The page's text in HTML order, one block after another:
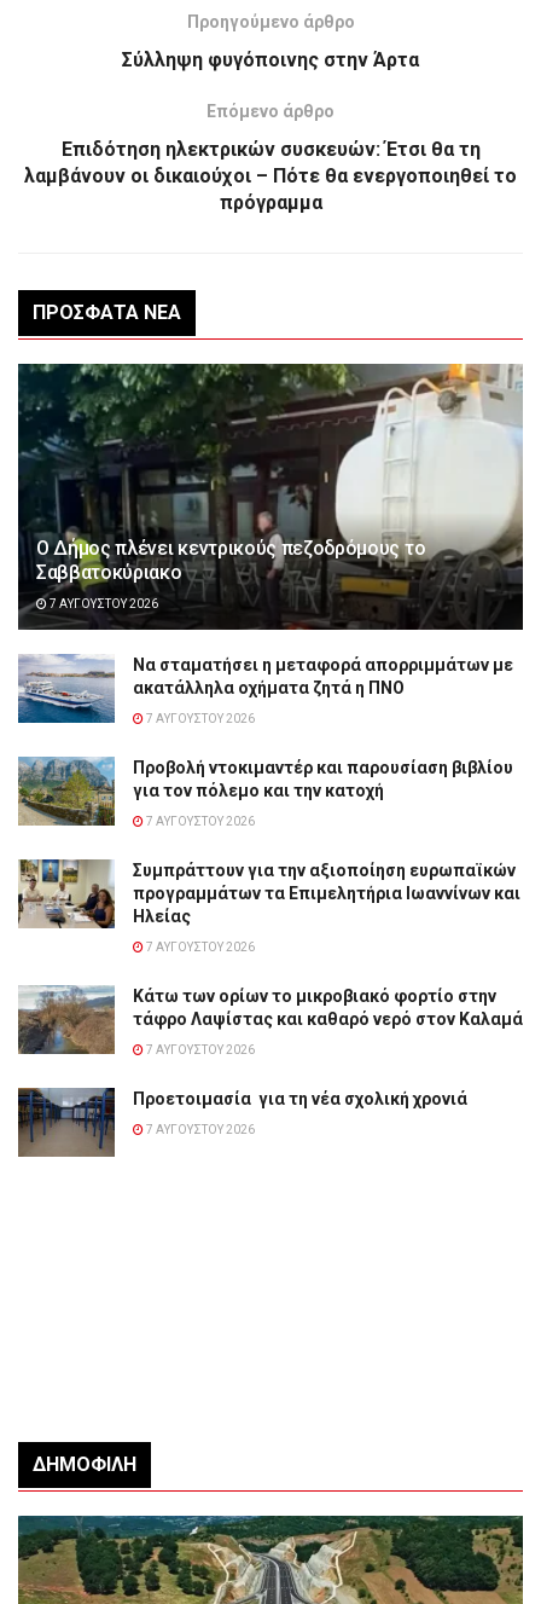
Προηγούμενο άρθρο
Σύλληψη φυγόποινης στην Άρτα
Επόμενο άρθρο
Επιδότηση ηλεκτρικών συσκευών: Έτσι θα τη
λαμβάνουν οι δικαιούχοι – Πότε θα ενεργοποιηθεί το
πρόγραμμα
ΠΡΌΣΦΑΤΑ ΝΈΑ
Ο Δήμος πλένει κεντρικούς πεζοδρόμους το
Σαββατοκύριακο
7 ΑΥΓΟΎΣΤΟΥ 2026
Να σταματήσει η μεταφορά απορριμμάτων με
ακατάλληλα οχήματα ζητά η ΠΝΟ
7 ΑΥΓΟΎΣΤΟΥ 2026
Προβολή ντοκιμαντέρ και παρουσίαση βιβλίου
για τον πόλεμο και την κατοχή
7 ΑΥΓΟΎΣΤΟΥ 2026
Συμπράττουν για την αξιοποίηση ευρωπαϊκών
προγραμμάτων τα Επιμελητήρια Ιωαννίνων και
Ηλείας
7 ΑΥΓΟΎΣΤΟΥ 2026
Κάτω των ορίων το μικροβιακό φορτίο στην
τάφρο Λαψίστας και καθαρό νερό στον Καλαμά
7 ΑΥΓΟΎΣΤΟΥ 2026
Προετοιμασία για τη νέα σχολική χρονιά
7 ΑΥΓΟΎΣΤΟΥ 2026
ΔΗΜΟΦΙΛΉ